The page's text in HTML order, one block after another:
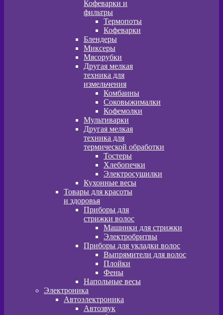
Кофеварки и
фильтры
Термопоты
Кофеварки
Блендеры
Миксеры
Мясорубки
Другая мелкая
техника для
измельчения
Комбаины
Соковыжималки
Кофемолки
Мультиварки
Другая мелкая
техника для
термической обработки
Тостеры
Хлебопечки
Электросушилки
Кухонные весы
Товары для красоты
и здоровья
Приборы для
стрижки волос
Машинки для стрижки
Электробритвы
Приборы для укладки волос
Выпрямители для волос
Плойки
Фены
Напольные весы
Электроника
Автоэлектроника
Автозвук